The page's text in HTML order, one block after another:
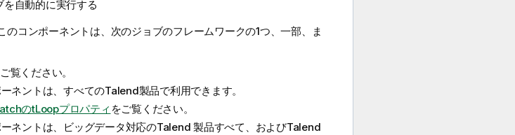
自動的に実行する
のコンポーネントは、次のジョブのフレームワークの1つ、一部、ま
覧ください。
ネントは、すべてのTalend製品で利用できます。
のtLoopプロパティ をご覧ください。
ネントは、ビッグデータ対応のTalend 製品すべて、およびTalend